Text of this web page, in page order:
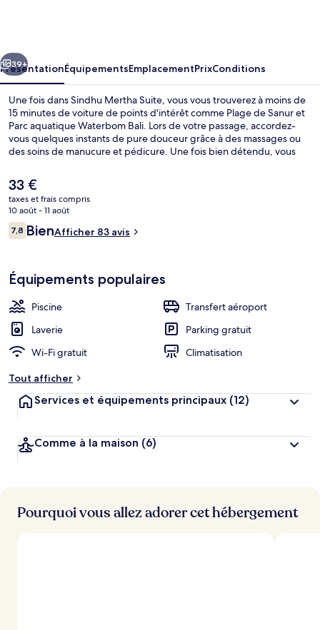
Suivant
39+
PrésentationÉquipementsEmplacementPrixConditions
Une fois dans Sindhu Mertha Suite, vous vous trouverez à moins de
15 minutes de voiture de points d'intérêt comme Plage de Sanur et
Parc aquatique Waterbom Bali. Lors de votre passage, accordez-
vous quelques instants de pure douceur grâce à des massages ou
des soins de manucure et pédicure. Une fois bien détendu, vous
restaurant. Parmi les autres avantages de cette maison d'hôtes de
style Art déco, on trouve une piscine extérieure, une terrasse et un
jardin, l'idéal pour des vacances sans soucis.
Le
prix
actuel
est
de
33 €
taxes et frais compris
10 août - 11 août
Avis
voyageurs
7,87,8 sur 10
BienAfficher 83 avis
Équipements populaires
Piscine
Transfert aéroport
Laverie
Parking gratuit
Wi-Fi gratuit
Climatisation
Tout afficher
Services et équipements principaux (12)
Comme à la maison (6)
Pourquoi vous allez adorer cet hébergement